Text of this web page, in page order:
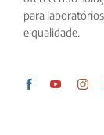
para
e qualidade.